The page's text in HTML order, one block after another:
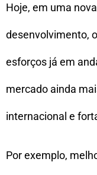
Hoje, em uma
desenvolvimento,
esforços já em
mercado ainda
internacional e
Por exemplo,